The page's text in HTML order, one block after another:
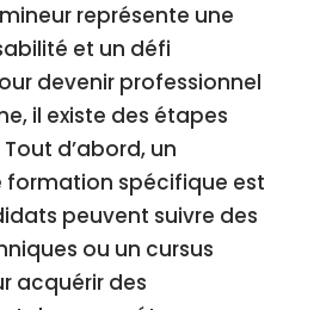
représente une
et un défi
devenir professionnel
il existe des étapes
d’abord, un
formation spécifique est
peuvent suivre des
ou un cursus
acquérir des